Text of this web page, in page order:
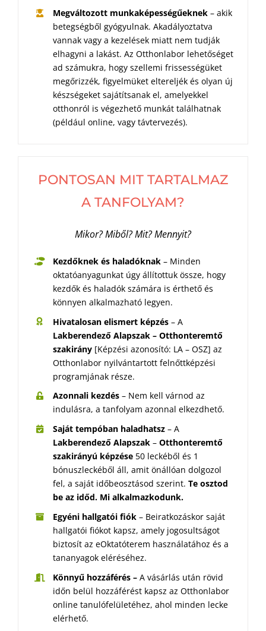
Megváltozott munkaképességűeknek – akik
betegségből gyógyulnak. Akadályoztatva
vannak vagy a kezelések miatt nem tudják
elhagyni a lakást. Az Otthonlabor lehetőséget
ad számukra, hogy szellemi frissességüket
megőrizzék, figyelmüket eltereljék és olyan új
készségeket sajátítsanak el, amelyekkel
otthonról is végezhető munkát találhatnak
(például online, vagy távtervezés).
PONTOSAN MIT TARTALMAZ
A TANFOLYAM?
Mikor? Miből? Mit? Mennyit?
Kezdőknek és haladóknak– Minden
oktatóanyagunkat úgy állítottuk össze, hogy
kezdők és haladók számára is érthető és
könnyen alkalmazható legyen.
Hivatalosan elismert képzés– A
Lakberendező Alapszak – Otthonteremtő
szakirány[Képzési azonosító: LA – OSZ] az
Otthonlabor nyilvántartott felnőttképzési
programjának része.
Azonnali kezdés– Nem kell várnod az
indulásra, a tanfolyam azonnal elkezdhető.
Saját tempóban haladhatsz – A
Lakberendező Alapszak– Otthonteremtő
szakirányú képzése50 leckéből és 1
bónuszleckéből áll, amit önállóan dolgozol
fel, a saját időbeosztásod szerint. Te osztod
be az időd. Mi alkalmazkodunk.
Egyéni hallgatói fiók– Beiratkozáskor saját
hallgatói fiókot kapsz, amely jogosultságot
biztosít az eOktatóterem használatához és a
tananyagok eléréséhez.
Könnyű hozzáférés – A vásárlás után rövid
időn belül hozzáférést kapsz az Otthonlabor
online tanulófelületéhez, ahol minden lecke
elérhető.